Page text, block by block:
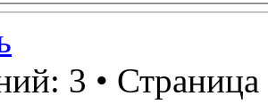
3 • Страница